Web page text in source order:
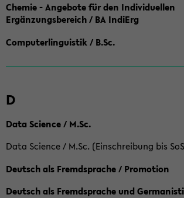
Chemie - Angebote für den Individuellen
Ergänzungsbereich / BA IndiErg
Computerlinguistik / B.Sc.
D
Data Science / M.Sc.
Data Science / M.Sc. (Einschreibung bis
Deutsch als Fremdsprache / Promotion
Deutsch als Fremdsprache und